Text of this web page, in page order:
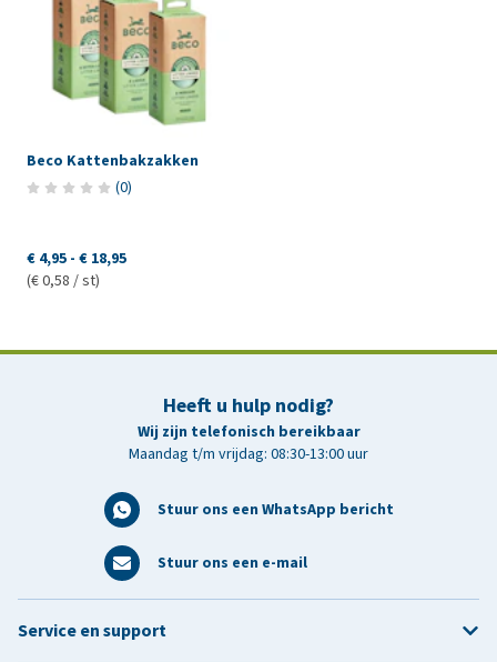
Beco Kattenbakzakken
(0)
€ 4,95 - € 18,95
(€ 0,58 / st)
Heeft u hulp nodig?
Wij zijn telefonisch bereikbaar
Maandag t/m vrijdag: 08:30-13:00 uur
Stuur ons een WhatsApp bericht
Stuur ons een e-mail
Service en support